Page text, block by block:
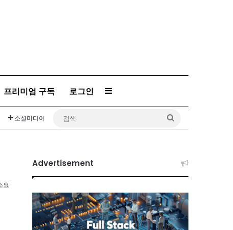
프리미엄 구독 로그인 Sidebar
소셜미디어
요
Advertisement